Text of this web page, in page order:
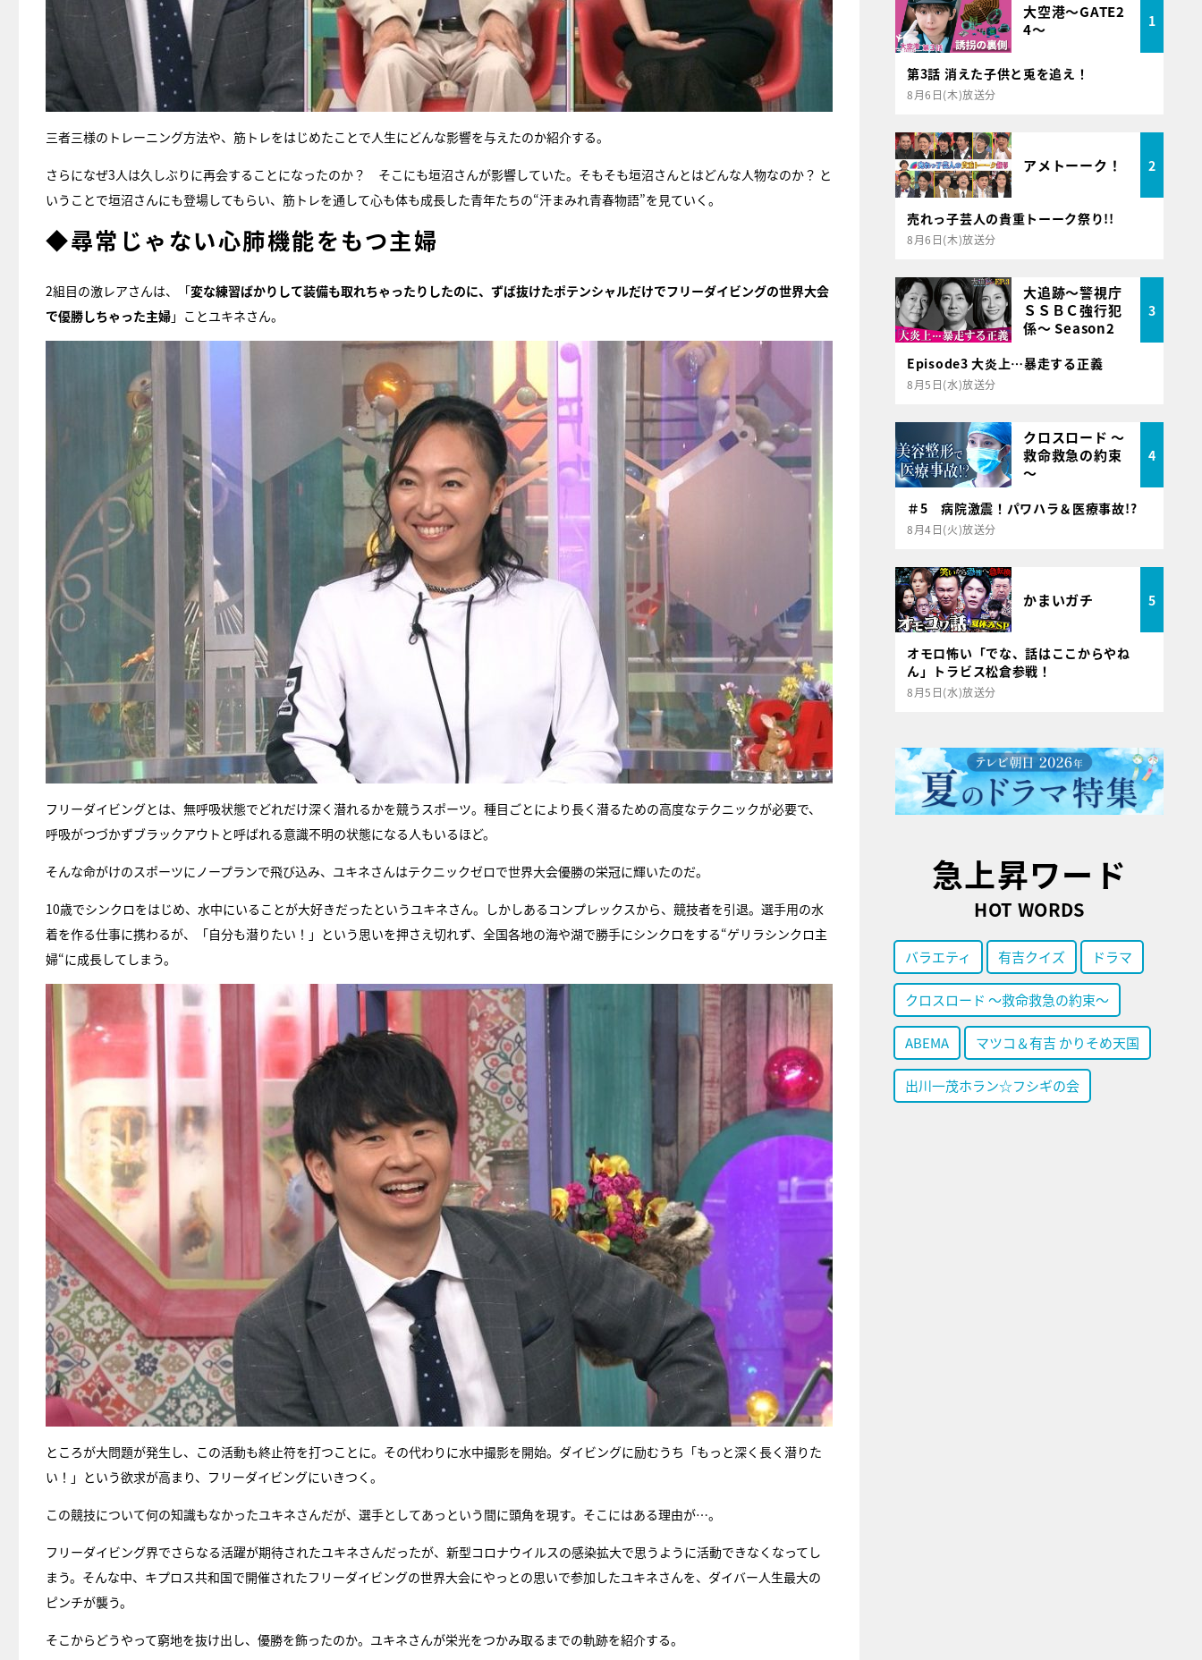
三者三様のトレーニング方法や、筋トレをはじめたことで人生にどんな影響を与えたのか紹介する。
さらになぜ3人は久しぶりに再会することになったのか？ そこにも垣沼さんが影響していた。そもそも垣沼さんとはどんな人物なのか？ と
いうことで垣沼さんにも登場してもらい、筋トレを通して心も体も成長した青年たちの“汗まみれ青春物語”を見ていく。
◆尋常じゃない心肺機能をもつ主婦
2組目の激レアさんは、「変な練習ばかりして装備も取れちゃったりしたのに、ずば抜けたポテンシャルだけでフリーダイビングの世界大会
で優勝しちゃった主婦」ことユキネさん。
フリーダイビングとは、無呼吸状態でどれだけ深く潜れるかを競うスポーツ。種目ごとにより長く潜るための高度なテクニックが必要で、
呼吸がつづかずブラックアウトと呼ばれる意識不明の状態になる人もいるほど。
そんな命がけのスポーツにノープランで飛び込み、ユキネさんはテクニックゼロで世界大会優勝の栄冠に輝いたのだ。
10歳でシンクロをはじめ、水中にいることが大好きだったというユキネさん。しかしあるコンプレックスから、競技者を引退。選手用の水
着を作る仕事に携わるが、「自分も潜りたい！」という思いを押さえ切れず、全国各地の海や湖で勝手にシンクロをする“ゲリラシンクロ主
婦“に成長してしまう。
ところが大問題が発生し、この活動も終止符を打つことに。その代わりに水中撮影を開始。ダイビングに励むうち「もっと深く長く潜りた
い！」という欲求が高まり、フリーダイビングにいきつく。
この競技について何の知識もなかったユキネさんだが、選手としてあっという間に頭角を現す。そこにはある理由が…。
フリーダイビング界でさらなる活躍が期待されたユキネさんだったが、新型コロナウイルスの感染拡大で思うように活動できなくなってし
まう。そんな中、キプロス共和国で開催されたフリーダイビングの世界大会にやっとの思いで参加したユキネさんを、ダイバー人生最大の
ピンチが襲う。
そこからどうやって窮地を抜け出し、優勝を飾ったのか。ユキネさんが栄光をつかみ取るまでの軌跡を紹介する。
大空港～GATE2
4～
1
第3話 消えた子供と兎を追え！
8月6日(木)放送分
アメトーーク！ 2
売れっ子芸人の貴重トーーク祭り!!
8月6日(木)放送分
大追跡～警視庁
ＳＳＢＣ強行犯
係～ Season2
3
Episode3 大炎上…暴走する正義
8月5日(水)放送分
クロスロード ～
救命救急の約束
～
4
＃5 病院激震！パワハラ＆医療事故!?
8月4日(火)放送分
かまいガチ 5
オモロ怖い「でな、話はここからやね
ん」トラビス松倉参戦！
8月5日(水)放送分
急上昇ワード
HOT WORDS
バラエティ 有吉クイズ ドラマ
クロスロード ～救命救急の約束～
ABEMA マツコ＆有吉 かりそめ天国
出川一茂ホラン☆フシギの会